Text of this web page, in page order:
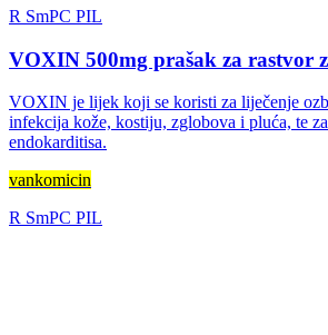
R SmPC PIL
VOXIN 500mg prašak za rastvor
VOXIN je lijek koji se koristi za liječenje
infekcija kože, kostiju, zglobova i pluća, te
endokarditisa.
vankomicin
R SmPC PIL